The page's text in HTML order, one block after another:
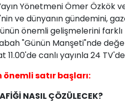
Yönetmeni Ömer Özkök
ve dünyanın gündemini,
önemli gelişmelerini
"Günün Manşeti"nde
11.00'de canlı yayınla 24
satır başları:
NASIL ÇÖZÜLECEK?